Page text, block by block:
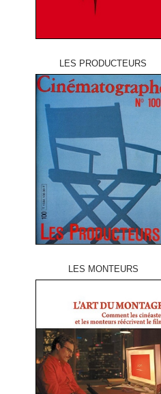
LES PRODUCTEURS
LES MONTEURS